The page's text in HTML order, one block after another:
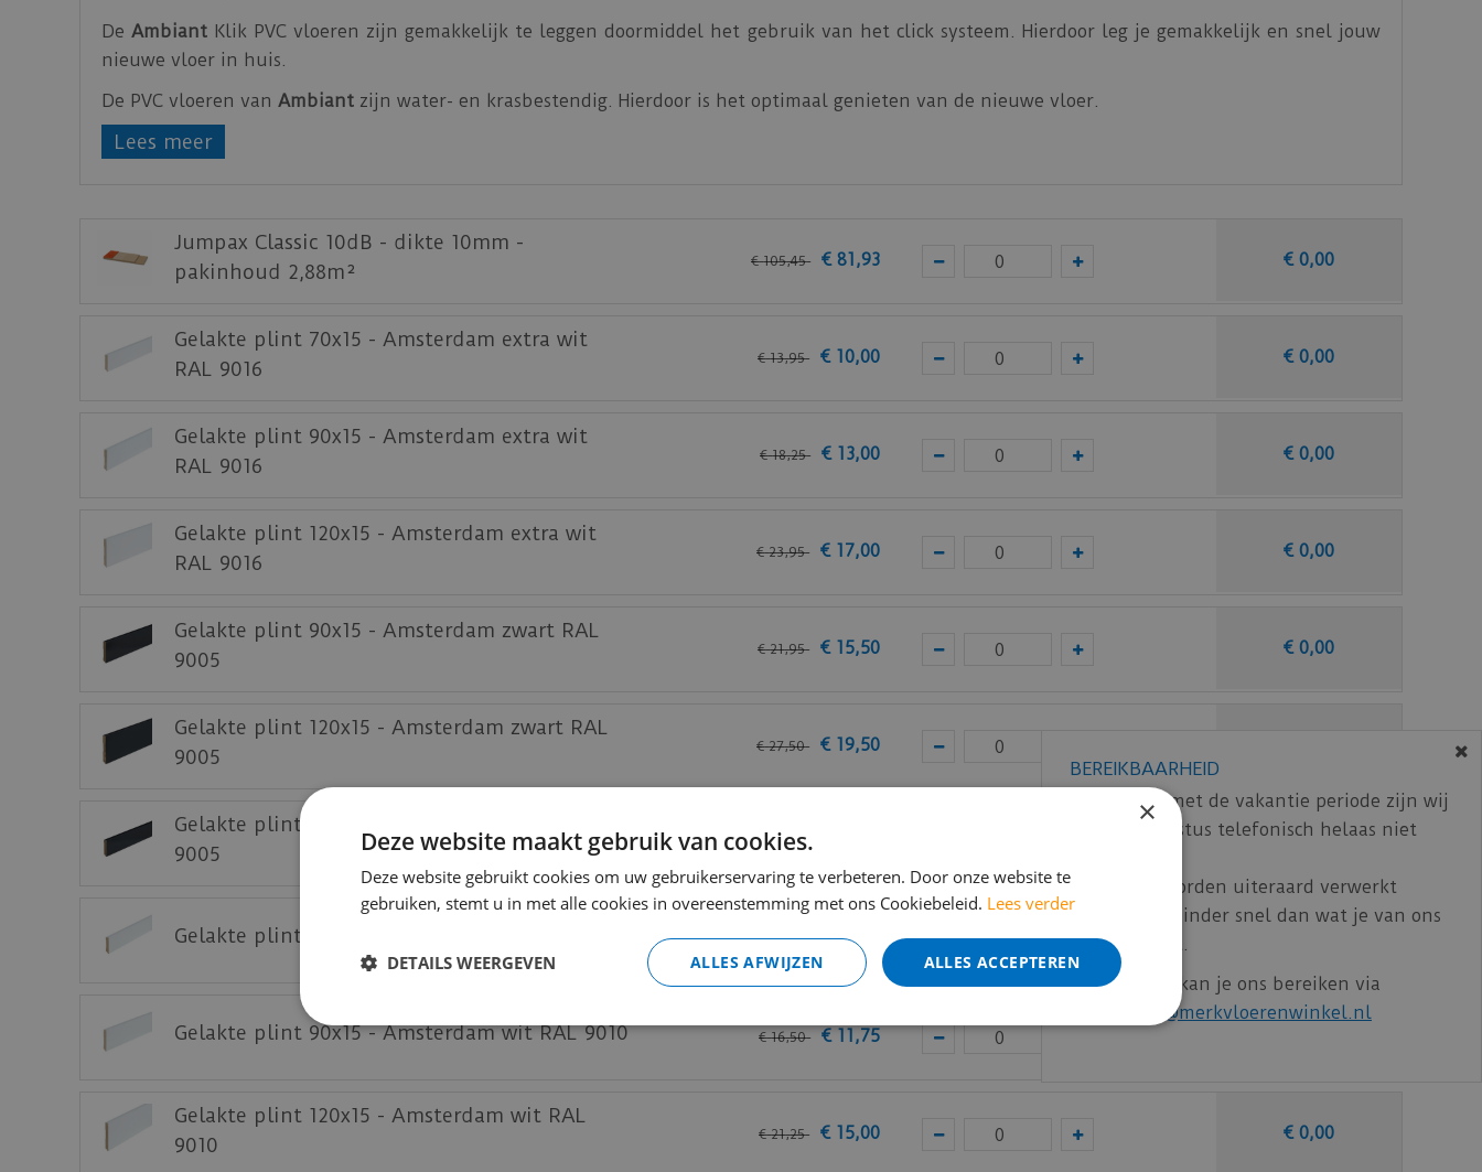
DeAmbiant Klik PVC vloeren zijn gemakkelijk te leggen doormiddel het gebruik van het click systeem. Hierdoor leg je gemakkelijk en snel jouw
nieuwe vloer in huis.
De PVC vloeren van Ambiant zijn water- en krasbestendig. Hierdoor is het optimaal genieten van de nieuwe vloer.
Alle Ambiant vloeren zijn voorzien van een
overbruggen.
Download hierde acclimatiseer instructie.
Download hier de garantievoorwaarden van de Ambiant PVC vloeren.
Staal aanvragen
Benieuwd hoe deze nieuwe vloer eruit ziet bij je nieuwe of huidige meubels? Vraag dan nu hiereen staal op van deze vloer bij Ambiant.
Lees meer
Jumpax Classic 10dB - dikte 10mm -
pakinhoud 2,88m²
€ 105,45 € 81,93 € 0,00
Gelakte plint 70x15 - Amsterdam extra wit
RAL 9016
€ 13,95 € 10,00 € 0,00
Gelakte plint 90x15 - Amsterdam extra wit
RAL 9016
€ 18,25 € 13,00 € 0,00
Gelakte plint 120x15 - Amsterdam extra wit
RAL 9016
€ 23,95 € 17,00 € 0,00
Gelakte plint 90x15 - Amsterdam zwart RAL
9005
€ 21,95 € 15,50 € 0,00
Gelakte plint 120x15 - Amsterdam zwart RAL
9005
€ 27,50 € 19,50
Gelakte plint 70x15 - Amsterdam zwart RAL
9005
€ 16,95 € 0 , 00
Gelakte plint 70x15 - Amsterdam wit RAL 9010 € 13,25 € 9,
Gelakte plint 90x15 - Amsterdam wit RAL 9010 € 16,50 € 11,75
Gelakte plint 120x15 - Amsterdam wit RAL
9010
€ 21,25 € 15,00 € 0,00
BEREIKBAARHEID
In verband met de vakantie periode zijn wij
t/m 14 augustus telefonisch helaas niet
Bestelling worden uiteraard verwerkt
echter iets minder snel dan wat je van ons
gewend bent.
Voor vragen kan je ons bereiken via
info@merkvloerenwinkel.nl
×
Deze website maakt gebruik van cookies.
Deze website gebruikt cookies om uw gebruikerservaring te verbeteren. Door onze website te
gebruiken, stemt u in met alle cookies in overeenstemming met ons Cookiebeleid. Lees verder
ALLES ACCEPTEREN
ALLES AFWIJZEN
DETAILS WEERGEVEN